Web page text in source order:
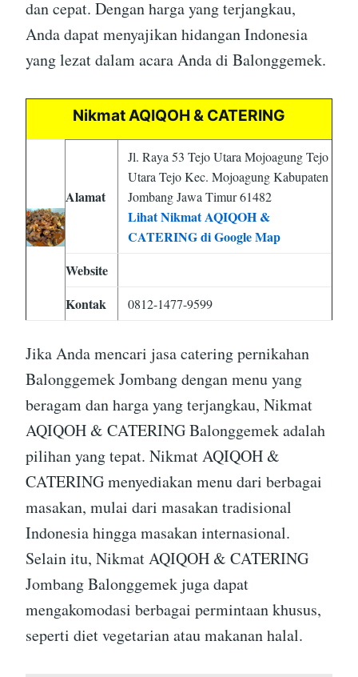
dan cepat. Dengan harga yang terjangkau,
Anda dapat menyajikan hidangan Indonesia
yang lezat dalam acara Anda di Balonggemek.
Nikmat AQIQOH & CATERING
Alamat
Jl. Raya 53 Tejo Utara Mojoagung Tejo
Utara Tejo Kec. Mojoagung Kabupaten
Jombang Jawa Timur 61482
Lihat Nikmat AQIQOH &
CATERING di Google Map
Website
Kontak
0812-1477-9599
Jika Anda mencari jasa catering pernikahan
Balonggemek Jombang dengan menu yang
beragam dan harga yang terjangkau, Nikmat
AQIQOH & CATERING Balonggemek adalah
pilihan yang tepat. Nikmat AQIQOH &
CATERING menyediakan menu dari berbagai
masakan, mulai dari masakan tradisional
Indonesia hingga masakan internasional.
Selain itu, Nikmat AQIQOH & CATERING
Jombang Balonggemek juga dapat
mengakomodasi berbagai permintaan khusus,
seperti diet vegetarian atau makanan halal.